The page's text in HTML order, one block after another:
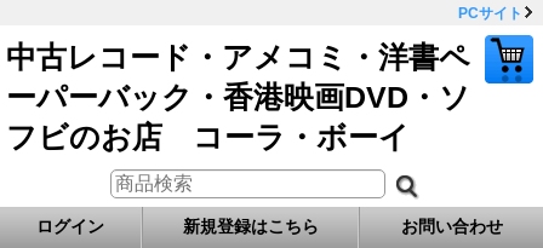
PCサイト
中古レコード・アメコミ・洋書ペ
ーパーバック・香港映画DVD・ソ
フビのお店 コーラ・ボーイ
ログイン 新規登録はこちら お問い合わせ